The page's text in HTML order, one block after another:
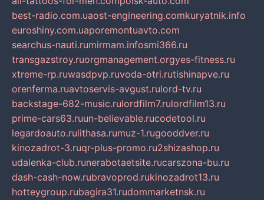
best-radio.com.uaost-engineering.comkuryatnik.info
euroshiny.com.uaporemontuavto.com
searchus-nauti.rumirmam.infosmi366.ru
transgazstroy.ruorgmanagement.orgyes-fitness.ru
xtreme-rp.ruwasdpvp.ruvoda-otri.rutishinapve.ru
orenferma.ruavtoservis-avgust.rulord-tv.ru
backstage-682-music.rulordfilm7.rulordfilm13.ru
prime-cars63.ruun-believable.rucodetool.ru
legardoauto.rulithasa.rumuz-1.rugooddver.ru
kinozadrot-3.ruqr-plus-promo.ru2shizashop.ru
udalenka-club.runerabotaetsite.rucarszona-bu.ru
dash-cash-now.rubravoprod.rukinozadrot13.ru
hotteygroup.rubagira31.rudommarketnsk.ru